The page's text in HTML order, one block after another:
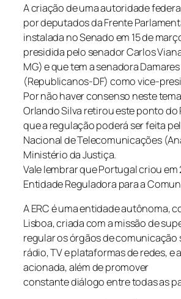
A criação de uma autoridade
por deputados da Frente
instalada no Senado em 15 de
presidida pelo senador Carlos
MG) e que tem a senadora
(Republicanos-DF) como vice-
Por não haver consenso neste
Orlando Silva retirou este ponto do
que a regulação poderá ser feita
Nacional de Telecomunicações
Ministério da Justiça.
Vale lembrar que Portugal criou em
Entidade Reguladora para a
A ERC é uma entidade autônoma,
Lisboa, criada com a missão de
regular os órgãos de comunicação
rádio, TV e plataformas de redes, e
acionada, além de promover
constante diálogo entre todas as